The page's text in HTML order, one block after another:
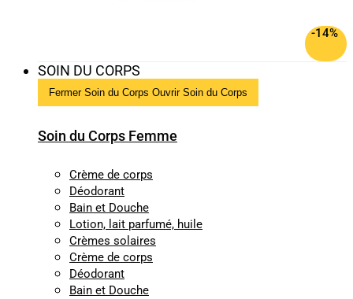
-14%
SOIN DU CORPS
Fermer Soin du Corps Ouvrir Soin du Corps
Soin du Corps Femme
Crème de corps
Déodorant
Bain et Douche
Lotion, lait parfumé, huile
Crèmes solaires
Crème de corps
Déodorant
Bain et Douche